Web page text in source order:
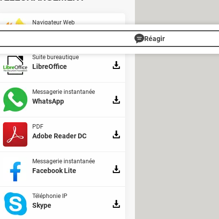
Réagir
Navigateur Web
Firefox
Suite bureautique
LibreOffice
Messagerie instantanée
WhatsApp
PDF
Adobe Reader DC
Messagerie instantanée
Facebook Lite
Téléphonie IP
Skype